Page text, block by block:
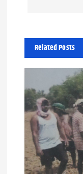
g
a
o
Related Posts